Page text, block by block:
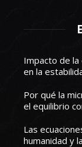
Impacto de
en la
Por qué la
el equilibrio
Las
humanidad y